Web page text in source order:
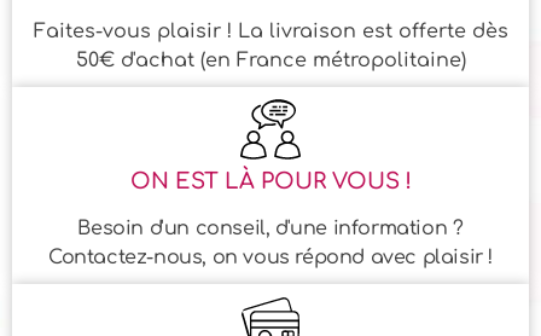
Faites-vous plaisir ! La livraison est offerte dès
50€ d'achat (en France métropolitaine)
ON EST LÀ POUR VOUS !
Besoin d'un conseil, d'une information ?
Contactez-nous, on vous répond avec plaisir !